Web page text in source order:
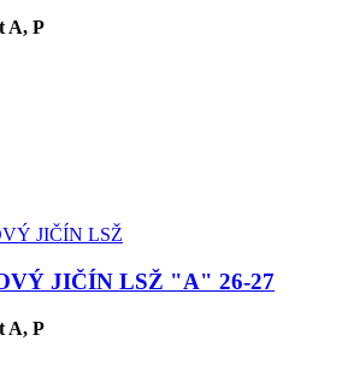
A, P
JIČÍN LSŽ "A" 26-27
A, P